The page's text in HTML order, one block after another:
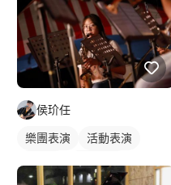
侯玠任
樂團表演
活動表演